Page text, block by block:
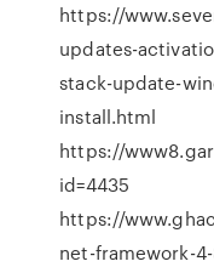
https://
updates-
stack-update-
install.html
https://
id=4435
https://
net-framework-